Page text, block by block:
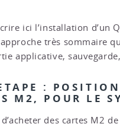
ici l’installation d’un
approche très sommaire
applicative,
:
M2, POUR LE
d’acheter des cartes M2